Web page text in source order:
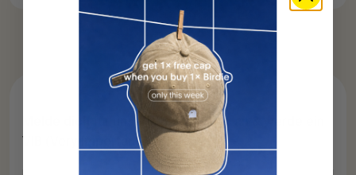
Melde dich für unseren Newsletter an & werde ein
VIB (Very Important Birdkeeper):